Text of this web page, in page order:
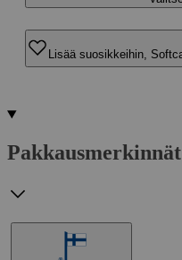
Lisää suosikkeihin,
Pakkausmerkinnät